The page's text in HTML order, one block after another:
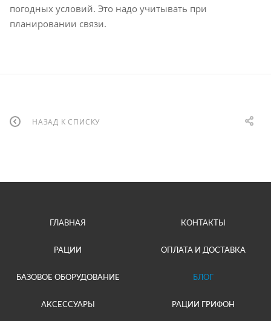
погодных условий. Это надо учитывать при
планировании связи.
НАЗАД К СПИСКУ
ГЛАВНАЯ
РАЦИИ
БАЗОВОЕ ОБОРУДОВАНИЕ
АКСЕССУАРЫ
КОНТАКТЫ
ОПЛАТА И ДОСТАВКА
БЛОГ
РАЦИИ ГРИФОН